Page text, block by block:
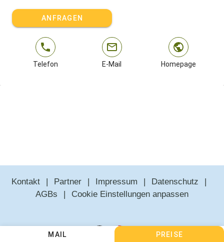
MAIL
PREISE
ANFRAGEN
Telefon E-Mail Homepage
Kontakt Partner Impressum
Datenschutz
AGBs
Cookie Einstellungen anpassen